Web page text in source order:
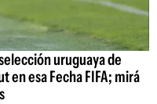
uruguaya de
en esa Fecha FIFA; mirá